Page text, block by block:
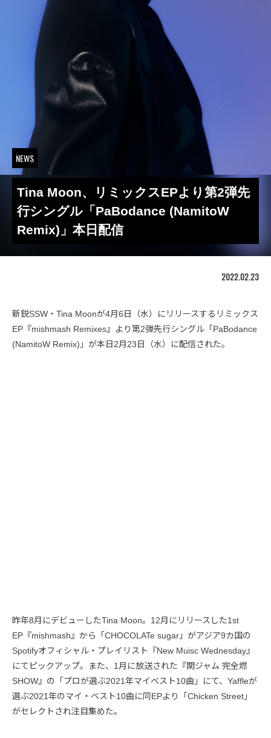
NEWS
Tina Moon、リミックスEPより第2弾先
行シングル「PaBodance (NamitoW
Remix)」本日配信
2022.02.23
新鋭SSW・Tina Moonが4月6日（水）にリリースするリミックス
EP『mishmash Remixes』より第2弾先行シングル「PaBodance
(NamitoW Remix)」が本日2月23日（水）に配信された。
昨年8月にデビューしたTina Moon。12月にリリースした1st
EP『mishmash』から「CHOCOLATe sugar」がアジア9カ国の
Spotifyオフィシャル・プレイリスト『New Muisc Wednesday』
にてピックアップ。また、1月に放送された『関ジャム 完全燃
SHOW』の「プロが選ぶ2021年マイベスト10曲」にて、Yaffleが
選ぶ2021年のマイ・ベスト10曲に同EPより「Chicken Street」
がセレクトされ注目集めた。